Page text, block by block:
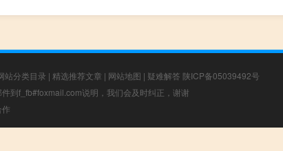
站分类目录 | 精选推荐文章 | 网站地图 | 疑难解答 陕ICP备05039492号
到f_fb#foxmail.com说明，我们会及时纠正，谢谢